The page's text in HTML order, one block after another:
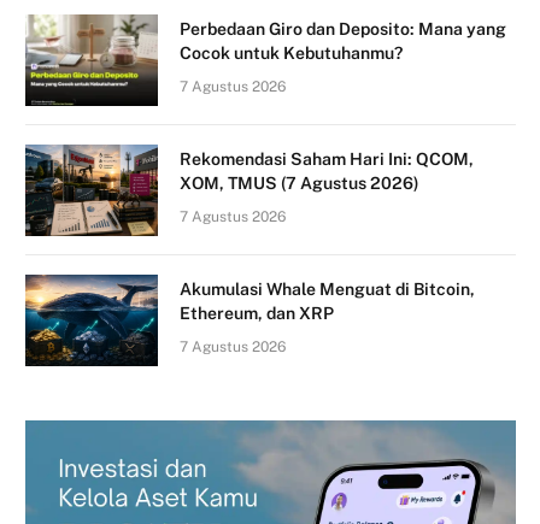
Perbedaan Giro dan Deposito: Mana yang
Cocok untuk Kebutuhanmu?
7 Agustus 2026
Rekomendasi Saham Hari Ini: QCOM,
XOM, TMUS (7 Agustus 2026)
7 Agustus 2026
Akumulasi Whale Menguat di Bitcoin,
Ethereum, dan XRP
7 Agustus 2026